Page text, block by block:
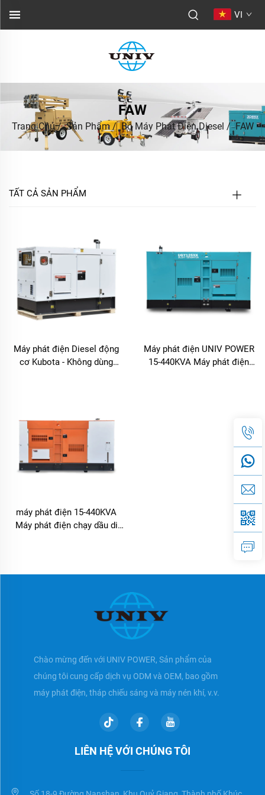
VI
FAW
Trang Chủ/Sản Phẩm/Bộ Máy Phát Điện Diesel /FAW
TẤT CẢ SẢN PHẨM
Máy phát điện Diesel động
cơ Kubota - Không dùng
Máy phát điện UNIV POWER
15-440KVA Máy phát điện
máy phát điện 15-440KVA
Máy phát điện chạy dầu di
Chào mừng đến với UNIV POWER, Sản phẩm của
chúng tôi cung cấp dịch vụ ODM và OEM, bao gồm
máy phát điện, tháp chiếu sáng và máy nén khí, v.v.
LIÊN HỆ VỚI CHÚNG TÔI